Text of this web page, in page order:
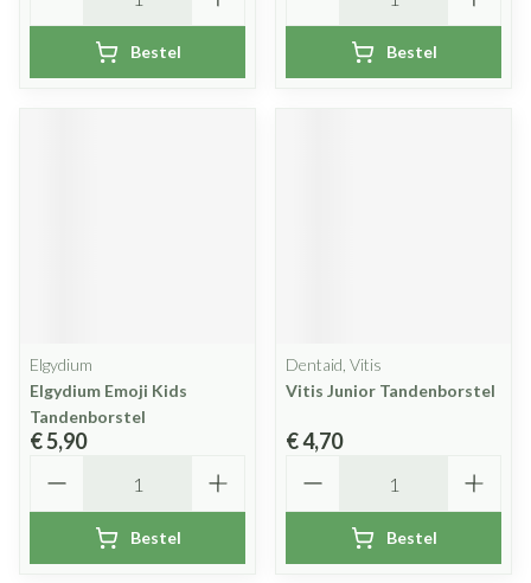
Bestel Bestel
Elgydium
Elgydium Emoji Kids
Tandenborstel
€ 5,90
Bestel
Dentaid, Vitis
Vitis Junior Tandenborstel
€ 4,70
Bestel